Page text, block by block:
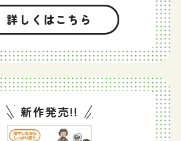
詳しくはこちら
新作発売!!